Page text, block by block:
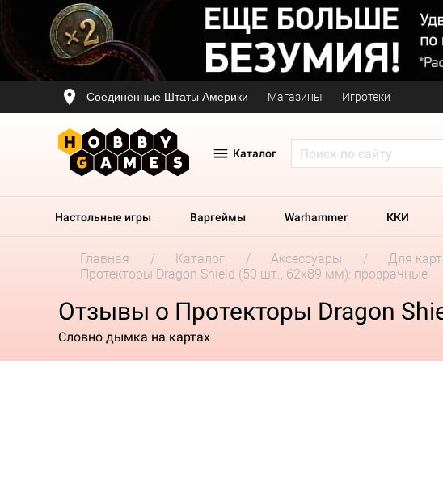
Соединённые Штаты Америки Магазины Игротеки
Каталог
Настольные игры Варгеймы Warhammer ККИ
Главная Каталог Аксессуары Для
Протекторы Dragon Shield (50 шт., 62x89 мм): прозрачные
Отзывы о Протекторы Dragon
Словно дымка на картах